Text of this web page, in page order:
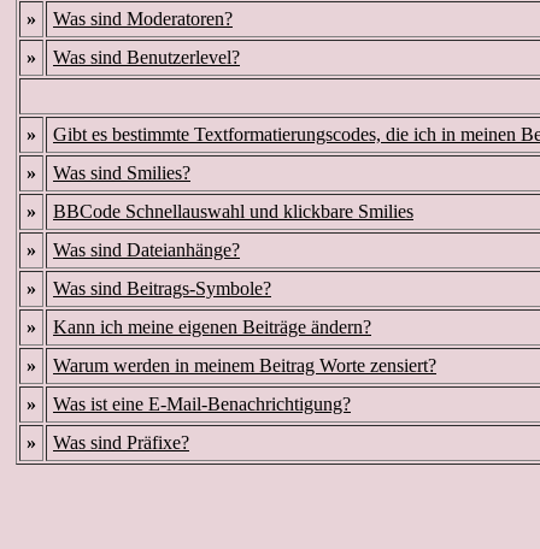
»
Was sind Moderatoren?
»
Was sind Benutzerlevel?
»
Gibt es bestimmte Textformatierungscodes, die ich in meinen
»
Was sind Smilies?
»
BBCode Schnellauswahl und klickbare Smilies
»
Was sind Dateianhänge?
»
Was sind Beitrags-Symbole?
»
Kann ich meine eigenen Beiträge ändern?
»
Warum werden in meinem Beitrag Worte zensiert?
»
Was ist eine E-Mail-Benachrichtigung?
»
Was sind Präfixe?